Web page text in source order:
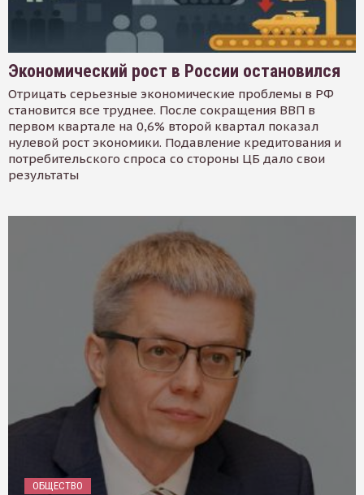
Экономический рост в России остановился
Отрицать серьезные экономические проблемы в РФ
становится все труднее. После сокращения ВВП в
первом квартале на 0,6% второй квартал показал
нулевой рост экономики. Подавление кредитования и
потребительского спроса со стороны ЦБ дало свои
результаты
ОБЩЕСТВО